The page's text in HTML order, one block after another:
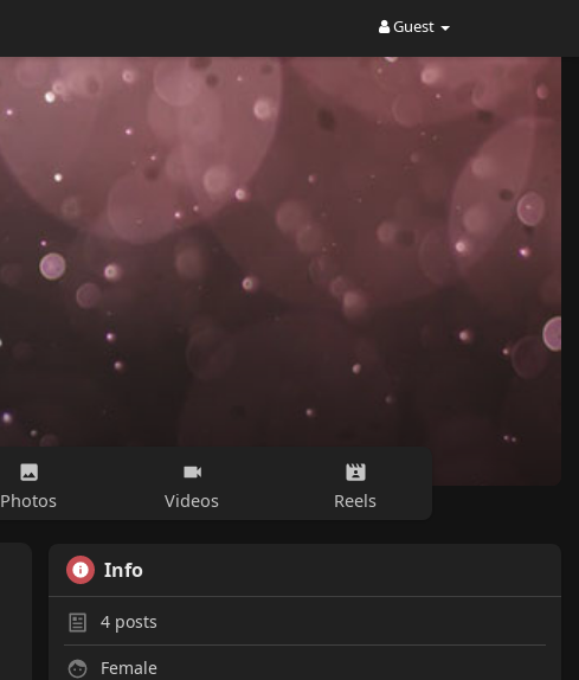
Guest
Photos Videos Reels
Info
4 posts
Female